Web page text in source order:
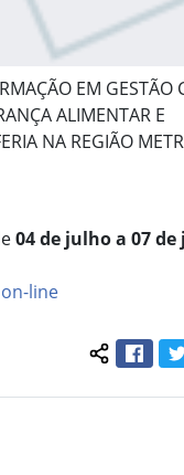
EM GESTÃO
ALIMENTAR E
NA REGIÃO
04 de julho a 07
line